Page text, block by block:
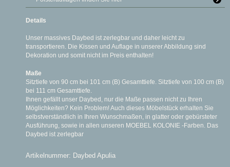
Details
Unser massives Daybed ist zerlegbar und daher leicht zu
transportieren. Die Kissen und Auflage in unserer Abbildung sind
Dekoration und somit nicht im Preis enthalten!
Maße
Sitztiefe von 90 cm bei 101 cm (B) Gesamttiefe. Sitztiefe von 100 cm (B)
bei 111 cm Gesamttiefe.
Ihnen gefällt unser Daybed, nur die Maße passen nicht zu Ihren
Möglichkeiten? Kein Problem! Auch dieses Möbelstück erhalten Sie
selbstverständlich in Ihren Wunschmaßen, in glatter oder gebürsteter
Ausführung, sowie in allen unseren MOEBEL KOLONIE -Farben. Das
Daybed ist zerlegbar
Artikelnummer: Daybed Apulia